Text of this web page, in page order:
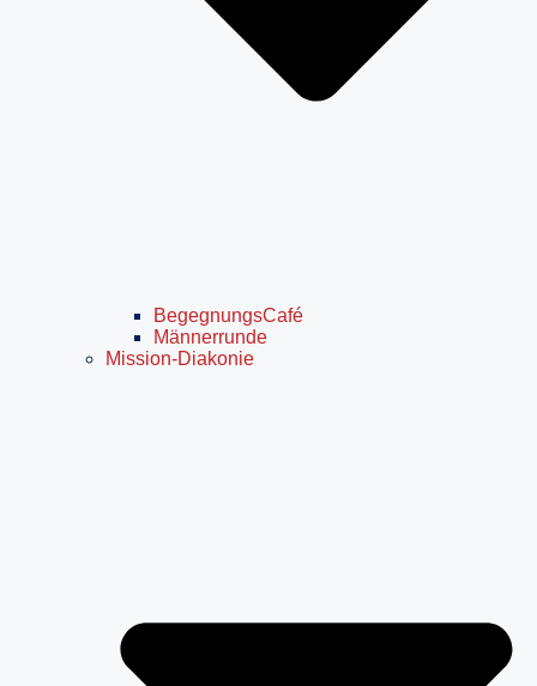
BegegnungsCafé
Männerrunde
Mission-Diakonie